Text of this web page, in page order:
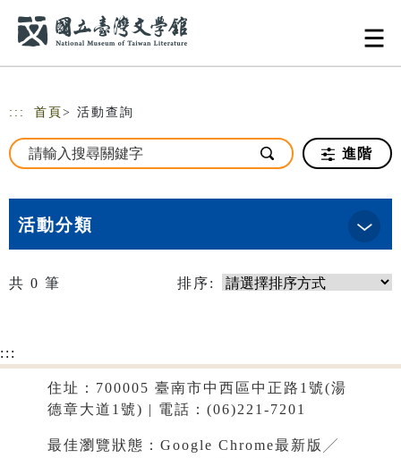
::: 首頁 > 活動查詢
進階
活動分類
共 0 筆 排序:
:::
住址：700005 臺南市中西區中正路1號(湯
德章大道1號) | 電話：(06)221-7201
最佳瀏覽狀態：Google Chrome最新版╱